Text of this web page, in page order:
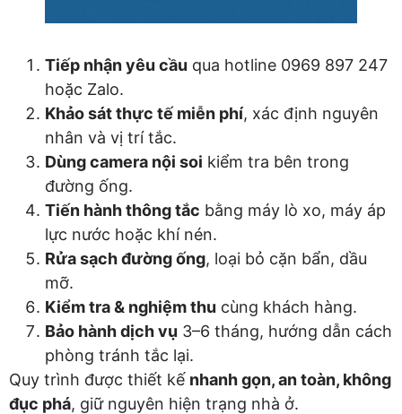
Tiếp nhận yêu cầu qua hotline 0969 897 247
hoặc Zalo.
Khảo sát thực tế miễn phí, xác định nguyên
nhân và vị trí tắc.
Dùng camera nội soi kiểm tra bên trong
đường ống.
Tiến hành thông tắc bằng máy lò xo, máy áp
lực nước hoặc khí nén.
Rửa sạch đường ống, loại bỏ cặn bẩn, dầu
mỡ.
Kiểm tra & nghiệm thu cùng khách hàng.
Bảo hành dịch vụ 3–6 tháng, hướng dẫn cách
phòng tránh tắc lại.
Quy trình được thiết kế nhanh gọn, an toàn, không
đục phá, giữ nguyên hiện trạng nhà ở.